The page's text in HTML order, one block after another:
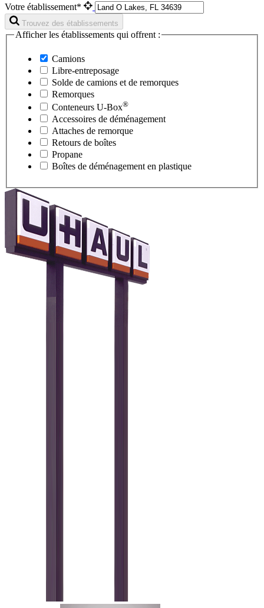
Votre établissement*
Trouvez des établissements
Afficher les établissements qui offrent :
Camions
Libre-entreposage
Solde de camions et de remorques
Remorques
Conteneurs U-Box®
Accessoires de déménagement
Attaches de remorque
Retours de boîtes
Propane
Boîtes de déménagement en plastique